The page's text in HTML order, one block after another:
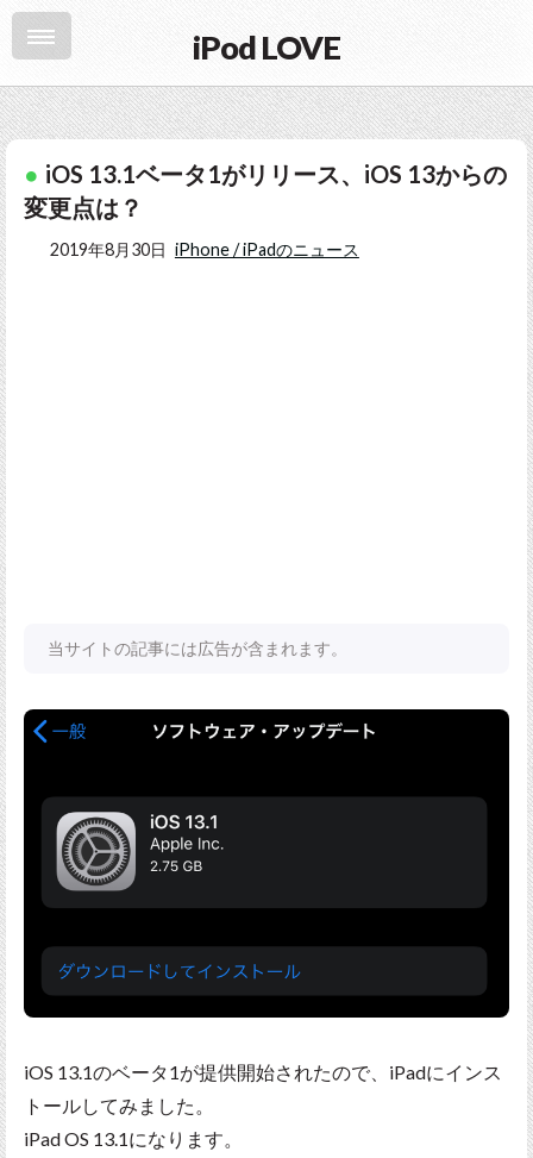
iPod LOVE
iOS 13.1ベータ1がリリース、iOS 13からの
変更点は？
2019年8月30日 iPhone / iPadのニュース
当サイトの記事には広告が含まれます。
iOS 13.1のベータ1が提供開始されたので、iPadにインス
トールしてみました。
iPad OS 13.1になります。